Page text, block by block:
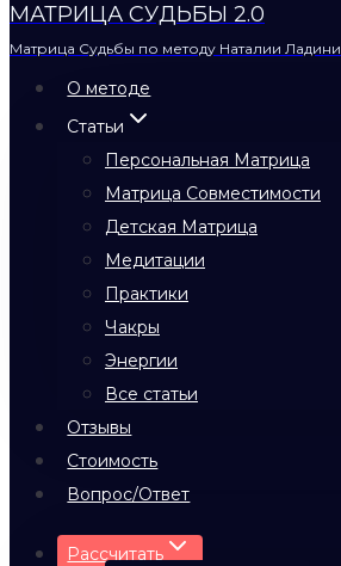
МАТРИЦА СУДЬБЫ 2.0
Матрица Судьбы по методу Наталии Ладини
О методе
Статьи
Персональная Матрица
Матрица Совместимости
Детская Матрица
Медитации
Практики
Чакры
Энергии
Все статьи
Отзывы
Стоимость
Вопрос/Ответ
Рассчитать